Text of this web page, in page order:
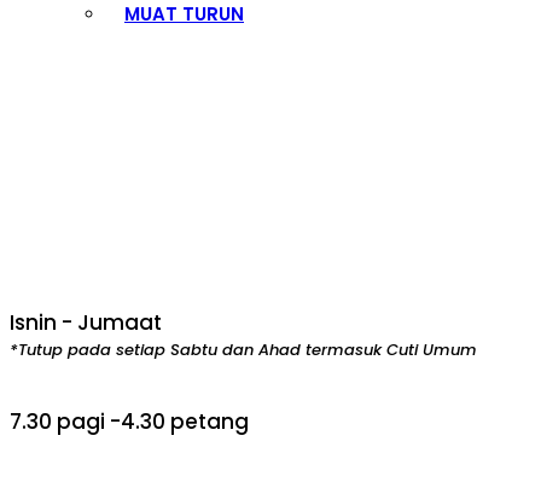
MUAT TURUN
Isnin - Jumaat
*Tutup pada setiap Sabtu dan Ahad termasuk Cuti Umum
7.30 pagi -4.30 petang